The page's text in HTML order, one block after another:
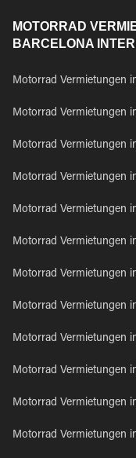
MOTORRAD
BARCELONA
Motorrad Vermietungen
Motorrad Vermietungen
Motorrad Vermietungen
Motorrad Vermietungen
Motorrad Vermietungen
Motorrad Vermietungen
Motorrad Vermietungen
Motorrad Vermietungen
Motorrad Vermietungen
Motorrad Vermietungen
Motorrad Vermietungen
Motorrad Vermietungen